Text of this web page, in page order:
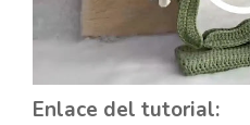
Enlace del tutorial: